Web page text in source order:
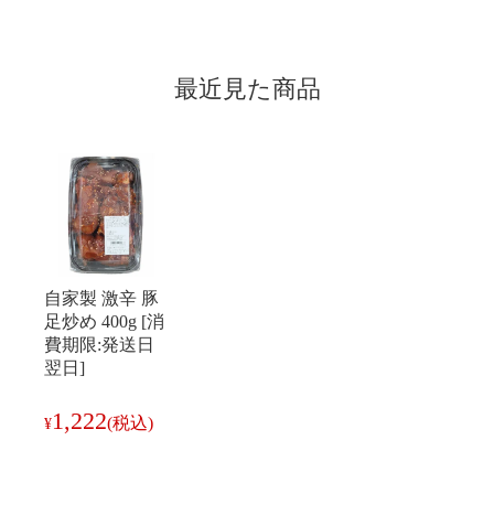
最近見た商品
自家製 激辛 豚
足炒め 400g [消
費期限:発送日
翌日]
¥1,222(税込)